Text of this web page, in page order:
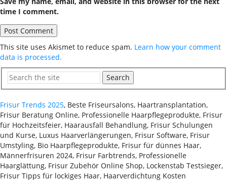
time I comment.
This site uses Akismet to reduce spam. Learn how your comment
data is processed.
Search
Frisur Trends 2025, Beste Friseursalons, Haartransplantation,
Frisur Beratung Online, Professionelle Haarpflegeprodukte, Frisur
für Hochzeitsfeier, Haarausfall Behandlung, Frisur Schulungen
und Kurse, Luxus Haarverlängerungen, Frisur Software, Frisur
Umstyling, Bio Haarpflegeprodukte, Frisur für dünnes Haar,
Männerfrisuren 2024, Frisur Farbtrends, Professionelle
Haarglättung, Frisur Zubehör Online Shop, Lockenstab Testsieger,
Frisur Tipps für lockiges Haar, Haarverdichtung Kosten